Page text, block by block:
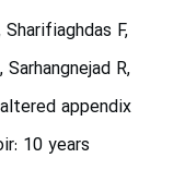
F,
R,
appendix
10 years